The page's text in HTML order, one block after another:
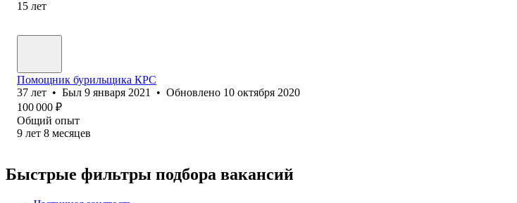
15 лет
Помощник бурильщика КРС
37 лет • Был 9 января 2021 • Обновлено 10 октября 2020
100 000 ₽
Общий опыт
9 лет 8 месяцев
Быстрые фильтры подбора вакансий